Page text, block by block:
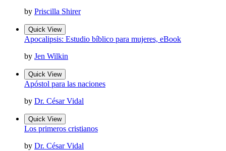
by Priscilla Shirer
Quick View
Apocalipsis: Estudio bíblico para mujeres, eBook
by Jen Wilkin
Quick View
Apóstol para las naciones
by Dr. César Vidal
Quick View
Los primeros cristianos
by Dr. César Vidal